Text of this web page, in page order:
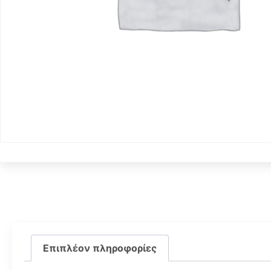
Επιπλέον πληροφορίες